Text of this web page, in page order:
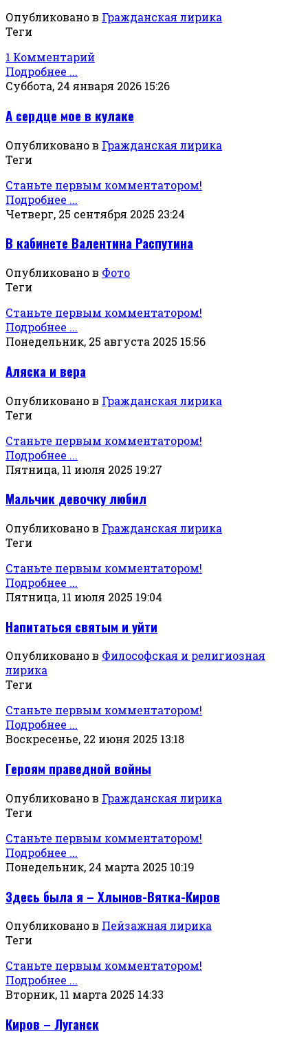
Опубликовано в Гражданская лирика
Теги
1 Комментарий
Подробнее ...
Суббота, 24 января 2026 15:26
А сердце мое в кулаке
Опубликовано в Гражданская лирика
Теги
Станьте первым комментатором!
Подробнее ...
Четверг, 25 сентября 2025 23:24
В кабинете Валентина Распутина
Опубликовано в Фото
Теги
Станьте первым комментатором!
Подробнее ...
Понедельник, 25 августа 2025 15:56
Аляска и вера
Опубликовано в Гражданская лирика
Теги
Станьте первым комментатором!
Подробнее ...
Пятница, 11 июля 2025 19:27
Мальчик девочку любил
Опубликовано в Гражданская лирика
Теги
Станьте первым комментатором!
Подробнее ...
Пятница, 11 июля 2025 19:04
Напитаться святым и уйти
Опубликовано в Философская и религиозная
лирика
Теги
Станьте первым комментатором!
Подробнее ...
Воскресенье, 22 июня 2025 13:18
Героям праведной войны
Опубликовано в Гражданская лирика
Теги
Станьте первым комментатором!
Подробнее ...
Понедельник, 24 марта 2025 10:19
Здесь была я – Хлынов-Вятка-Киров
Опубликовано в Пейзажная лирика
Теги
Станьте первым комментатором!
Подробнее ...
Вторник, 11 марта 2025 14:33
Киров – Луганск